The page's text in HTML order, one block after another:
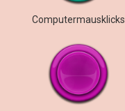
Computermausklicks